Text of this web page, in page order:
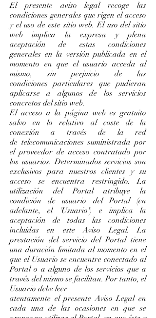
El presente aviso legal recoge las
condiciones generales que rigen el acceso
y el uso de este sitio web. El uso del sitio
web implica la expresa y plena
aceptación de estas condiciones
generales en la versión publicada en el
momento en que el usuario acceda al
mismo, sin perjuicio de las
condiciones particulares que pudieran
aplicarse a algunos de los servicios
concretos del sitio web.
El acceso a la página web es gratuito
salvo en lo relativo al coste de la
conexión a través de la red
de telecomunicaciones suministrada por
el proveedor de acceso contratado por
los usuarios. Determinados servicios son
exclusivos para nuestros clientes y su
acceso se encuentra restringido. La
utilización del Portal atribuye la
condición de usuario del Portal (en
adelante, el 'Usuario') e implica la
aceptación de todas las condiciones
incluidas en este Aviso Legal. La
prestación del servicio del Portal tiene
una duración limitada al momento en el
que el Usuario se encuentre conectado al
Portal o a alguno de los servicios que a
través del mismo se facilitan. Por tanto, el
Usuario debe leer
atentamente el presente Aviso Legal en
cada una de las ocasiones en que se